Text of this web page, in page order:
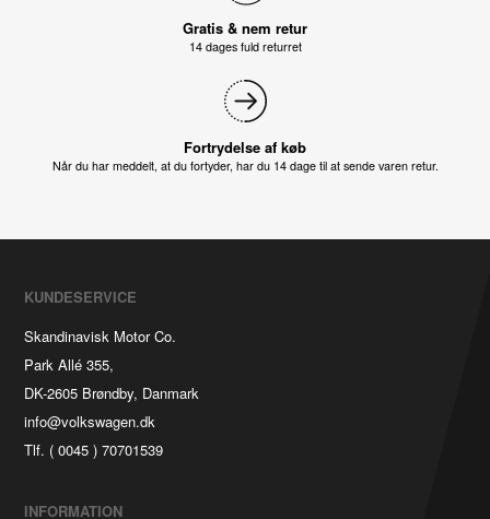
Gratis & nem retur
14 dages fuld returret
Fortrydelse af køb
Når du har meddelt, at du fortyder, har du 14 dage til at sende varen retur.
KUNDESERVICE
Skandinavisk Motor Co.
Park Allé 355,
DK-2605 Brøndby, Danmark
info@volkswagen.dk
Tlf. ( 0045 ) 70701539
INFORMATION